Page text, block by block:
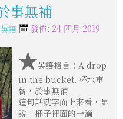
事無補
語
發佈: 24 四月 2019
★英語格言：A drop
in the bucket. 杯水車
薪，於事無補
這句話就字面上來看，是
說「桶子裡面的一滴